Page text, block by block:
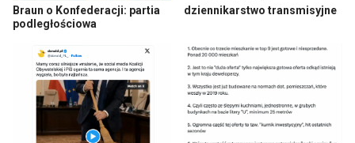
Braun o Konfederacji: partia
podległościowa
dziennikarstwo transmisyjne